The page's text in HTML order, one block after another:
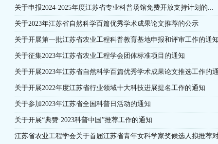
关于申报2024-2025年度江苏省专业科普场馆免费开放支持计划的...
关于2023年江苏省自然科学百篇优秀学术成果论文推荐的公示
关于开展第一批江苏省农业工程科普教育基地申报和评审工作的通
关于征集2023年江苏省农业工程学会团体标准项目的通知
关于开展2023年江苏省自然科学百篇优秀学术成果论文推选工作的
关于开展2022年度江苏省行业领域十大科技进展提名工作的通知
关于参加2023年江苏省全国科普日活动的通知
关于开展“典赞·2023科普中国”推荐工作的通知
江苏省农业工程学会关于首届江苏省青年女科学家奖候选人拟推荐